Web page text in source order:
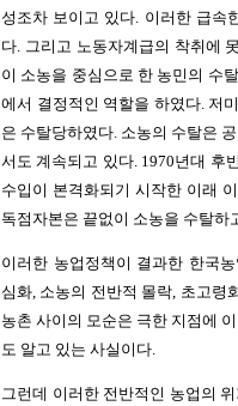
성조차 보이고 있다. 이러한 급속
다. 그리고 노동자계급의 착취에
이 소농을 중심으로 한 농민의 수
에서 결정적인 역할을 하였다. 저
은 수탈당하였다. 소농의 수탈은
서도 계속되고 있다. 1970년대 후
수입이 본격화되기 시작한 이래
독점자본은 끝없이 소농을 수탈하
이러한 농업정책이 결과한 한국
심화, 소농의 전반적 몰락, 초고령
농촌 사이의 모순은 극한 지점에
도 알고 있는 사실이다.
그런데 이러한 전반적인 농업의